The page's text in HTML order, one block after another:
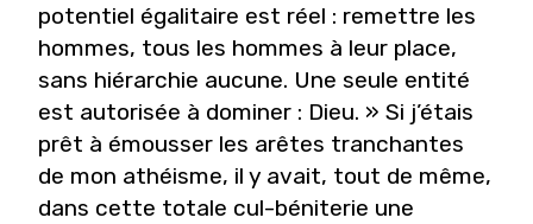
potentiel égalitaire est réel : remettre les
hommes, tous les hommes à leur place,
sans hiérarchie aucune. Une seule entité
est autorisée à dominer : Dieu. » Si j’étais
prêt à émousser les arêtes tranchantes
de mon athéisme, il y avait, tout de même,
dans cette totale cul-béniterie une